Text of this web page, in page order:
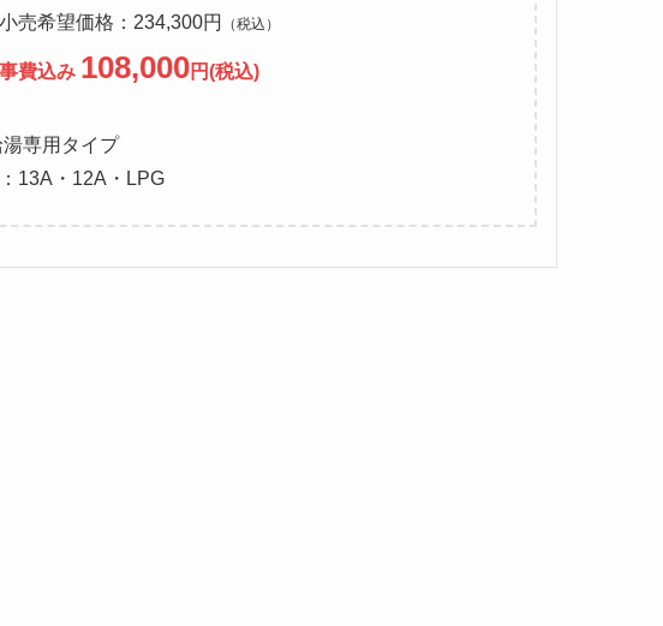
売希望価格：234,300円 （税込）
費込み 108,000円(税込)
専用タイプ
13A・12A・LPG